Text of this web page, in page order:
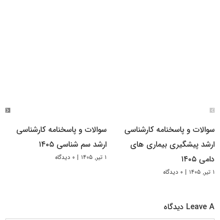
سوالات و پاسخنامه کارشناسی
ارشد پیشگیری بیماری های
دامی ۱۴۰۵
۱ تیر, ۱۴۰۵ | ۰ دیدگاه
سوالات و پاسخنامه کارشناسی
ارشد سم شناسی ۱۴۰۵
۱ تیر, ۱۴۰۵ | ۰ دیدگاه
Leave A دیدگاه